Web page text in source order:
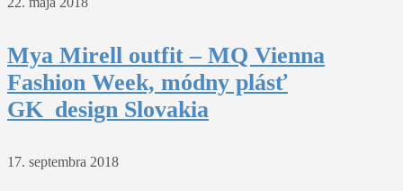
Mya Mirell outfit – MQ Vienna
Fashion Week, módny plásť
GK_design Slovakia
17. septembra 2018